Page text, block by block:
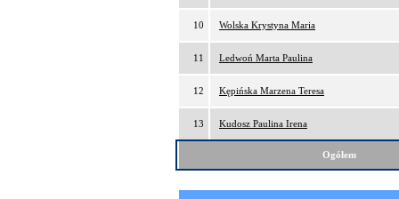
10 Wolska Krystyna Maria
11 Ledwoń Marta Paulina
12 Kępińska Marzena Teresa
13 Kudosz Paulina Irena
Ogółem